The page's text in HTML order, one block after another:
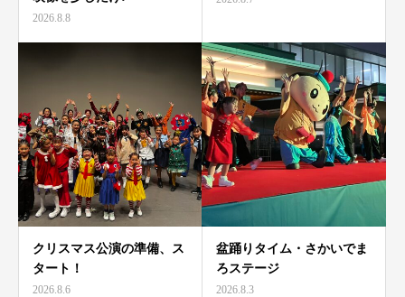
2026.8.8
クリスマス公演の準備、ス
タート！
2026.8.6
盆踊りタイム・さかいでま
ろステージ
2026.8.3